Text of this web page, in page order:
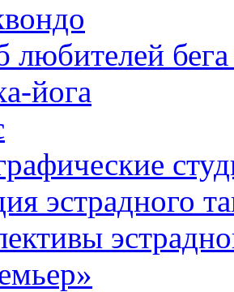
любителей
йога
эстрадного